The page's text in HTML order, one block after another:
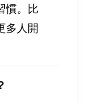
慣。比
多人開